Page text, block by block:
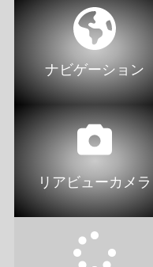
ナビゲーション
リアビューカメラ